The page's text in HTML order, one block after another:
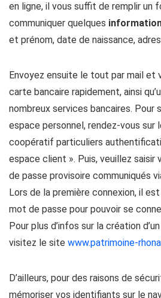
en ligne, il vous suffit de remplir un
communiquer quelques
et prénom, date de naissance,
Envoyez ensuite le tout par mail et
carte bancaire rapidement, ainsi
nombreux services bancaires. Pour
espace personnel, rendez-vous sur
coopératif particuliers
espace client ». Puis, veuillez
de passe provisoire communiqués
Lors de la première connexion, il
mot de passe pour pouvoir se
Pour plus d’infos sur la création
visitez le site www.patrimoine-
D’ailleurs, pour des raisons de
mémoriser vos identifiants sur le